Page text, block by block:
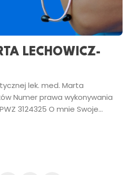
LECHOWICZ-
lek. med. Marta
Numer prawa wykonywania
3124325 O mnie Swoje...